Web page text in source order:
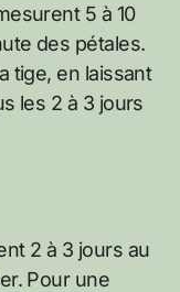
5 à 10
des pétales.
tige, en laissant
les 2 à 3 jours
2 à 3 jours au
Pour une